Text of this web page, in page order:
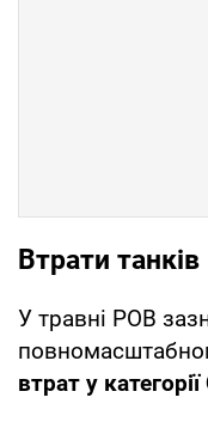
Втрати танків
У травні РОВ
втрат у